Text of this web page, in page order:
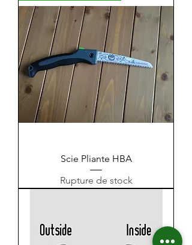
Scie Pliante HBA
Rupture de stock